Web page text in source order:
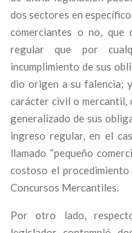
dos sectores en
comerciantes o no, que
regular que por
incumplimiento de sus
dio origen a su falencia;
carácter civil o mercantil,
generalizado de sus
ingreso regular, en el
llamado “pequeño
costoso el procedimiento
Concursos Mercantiles.
Por otro lado,